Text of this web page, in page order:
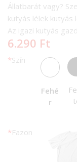
Állatbarát vagy?
kutyás lélek kutyás
Az igazi kutyás
6.290 Ft
*Szín
Fehé
r
*Fazon